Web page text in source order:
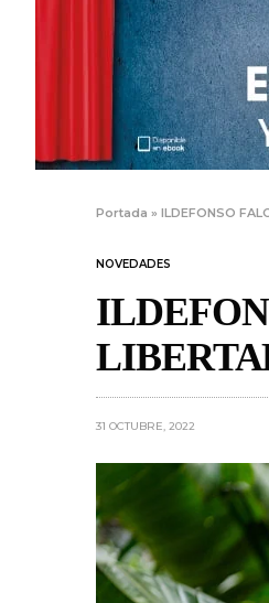
Portada »ILDEFONSO
NOVEDADES
31 OCTUBRE, 2022